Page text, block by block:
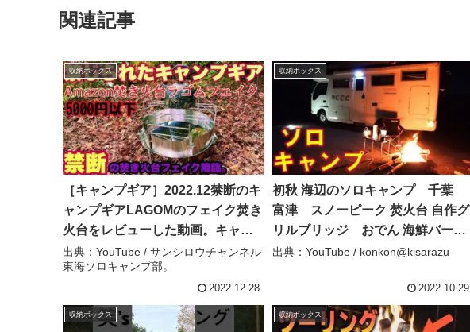
関連記事
収納ボックス
［キャンプギア］2022.12禁断のキ
ャンプギアLAGOMのフェイク焚き
火台をレビューした動画。キャン
プの最新を知る。冬キャンプ 焚
き火台 – サンシロウチャンネル東
出典：YouTube / サンシロウチャンネル
東海ソロキャンプ部。
2022.12.28
収納ボックス
初秋 海辺のソロキャンプ 千葉
富津 スノーピーク 焚火台 自作グ
リルブリッジ おでん 海鮮バーベ
キュー キャンピングカー シャ
出典：YouTube / konkon@kisarazu
2022.10.29
収納ボックス 収納ボックス